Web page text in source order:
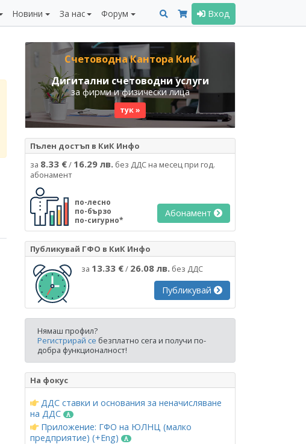
Новини За нас Форум Вход
Счетоводна Кантора КиК
Дигитални счетоводни услуги
за фирми и физически лица
тук »
Пълен достъп в КиК Инфо
за 8.33 €/ 16.29 лв. без ДДС на месец при год.
абонамент
по-лесно
по-бързо
по-сигурно*
Абонамент
Публикувай ГФО в КиК Инфо
за 13.33 €/ 26.08 лв. без ДДС
Публикувай
Нямаш профил?
Регистрирай се безплатно сега и получи по-
добра функционалност!
На фокус
ДДС ставки и основания за неначисляване
на ДДС
Приложение: ГФО на ЮЛНЦ (малко
предприятие) (+Eng)